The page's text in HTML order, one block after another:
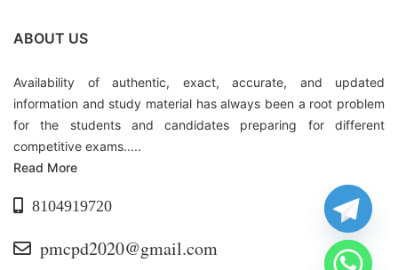
ABOUT US
Availability of authentic, exact, accurate, and updated
information and study material has always been a root problem
for the students and candidates preparing for different
competitive exams.....
Read More
8104919720
pmcpd2020@gmail.com